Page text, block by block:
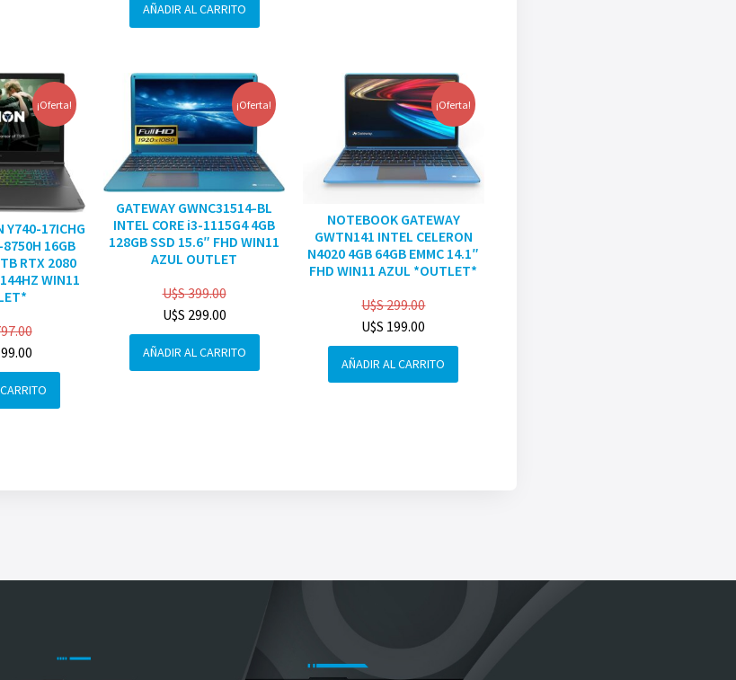
AÑADIR AL CARRITO
¡Oferta!
Y740-17ICHG
8750H 16GB
RTX 2080
WIN11
¡Oferta!
GATEWAY GWNC31514-BL
INTEL CORE i3-1115G4 4GB
128GB SSD 15.6″ FHD WIN11
AZUL OUTLET
U$S399.00
U$S 299.00
AÑADIR AL CARRITO
¡Oferta!
NOTEBOOK GATEWAY
GWTN141 INTEL CELERON
N4020 4GB 64GB EMMC 14.1″
FHD WIN11 AZUL *OUTLET*
U$S299.00
U$S 199.00
AÑADIR AL CARRITO